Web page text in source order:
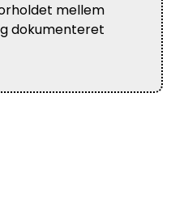
mellem
dokumenteret